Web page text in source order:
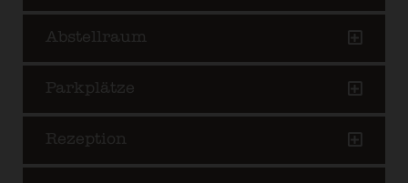
Abstellraum
Parkplätze
Rezeption